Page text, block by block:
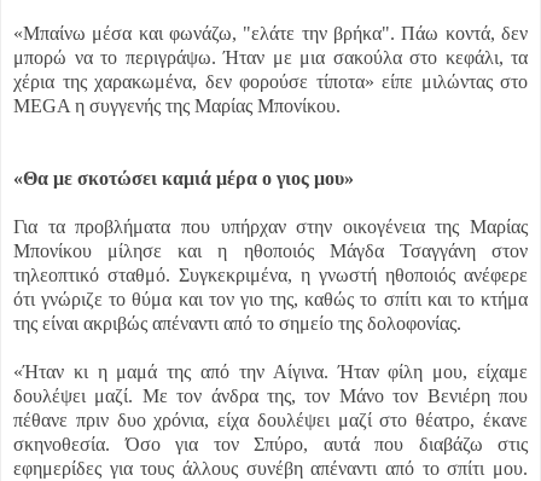
«Μπαίνω μέσα και φωνάζω, "ελάτε την βρήκα". Πάω κοντά, δεν
μπορώ να το περιγράψω. Ήταν με μια σακούλα στο κεφάλι, τα
χέρια της χαρακωμένα, δεν φορούσε τίποτα» είπε μιλώντας στο
MEGA η συγγενής της Μαρίας Μπονίκου.
«Θα με σκοτώσει καμιά μέρα ο γιος μου»
Για τα προβλήματα που υπήρχαν στην οικογένεια της Μαρίας
Μπονίκου μίλησε και η ηθοποιός Μάγδα Τσαγγάνη στον
τηλεοπτικό σταθμό. Συγκεκριμένα, η γνωστή ηθοποιός ανέφερε
ότι γνώριζε το θύμα και τον γιο της, καθώς το σπίτι και το κτήμα
της είναι ακριβώς απέναντι από το σημείο της δολοφονίας.
«Ήταν κι η μαμά της από την Αίγινα. Ήταν φίλη μου, είχαμε
δουλέψει μαζί. Με τον άνδρα της, τον Μάνο τον Βενιέρη που
πέθανε πριν δυο χρόνια, είχα δουλέψει μαζί στο θέατρο, έκανε
σκηνοθεσία. Όσο για τον Σπύρο, αυτά που διαβάζω στις
εφημερίδες για τους άλλους συνέβη απέναντι από το σπίτι μου.